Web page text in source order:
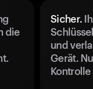
die
Sicher.
und
Gerät.